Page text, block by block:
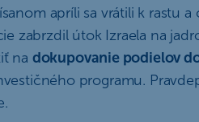
apríli sa vrátili k rastu a
zabrzdil útok Izraela na
na dokupovanie podielov
programu.